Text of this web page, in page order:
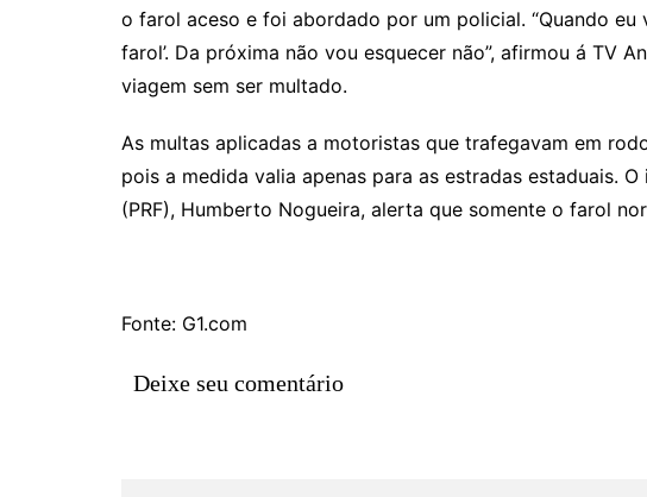
Senador Canedo
Uirapuru
Uirapuru
o farol aceso e foi abordado por um policial. “Quando eu
farol’. Da próxima não vou esquecer não”, afirmou á TV
viagem sem ser multado.
As multas aplicadas a motoristas que trafegavam em
pois a medida valia apenas para as estradas estaduais.
(PRF), Humberto Nogueira, alerta que somente o farol
Fonte: G1.com
Deixe seu comentário